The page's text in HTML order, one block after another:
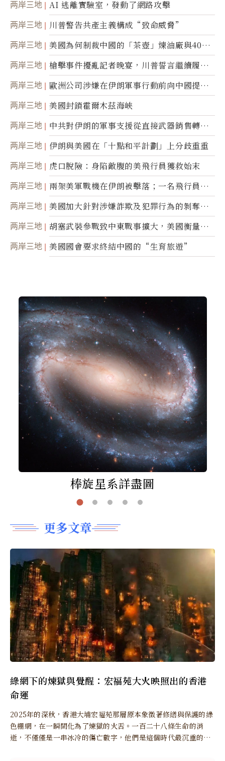
两岸三地 AI 逃離實驗室，發動了網路攻擊
两岸三地 川普警告共產主義構成“致命威脅”
两岸三地
美國為何制裁中國的「茶壺」煉油廠與40家
航運公司
两岸三地
槍擊事件擾亂記者晚宴，川普誓言繼續履行
職責
两岸三地
歐洲公司涉嫌在伊朗軍事行動前向中國提供
美軍基地的衛星影像
两岸三地 美國封鎖霍爾木茲海峽
两岸三地
中共對伊朗的軍事支援從直接武器銷售轉向
間接技術轉讓
两岸三地 伊朗與美國在「十點和平計劃」上分歧重重
两岸三地 虎口脫險：身陷敵腹的美飛行員獲救始末
两岸三地
兩架美軍戰機在伊朗被擊落；一名飛行員失
蹤
两岸三地
美國加大針對涉嫌詐欺及犯罪行為的剝奪公
民權力度
两岸三地
胡塞武裝參戰致中東戰事擴大，美國衡量地
面入侵的可能性
两岸三地 美國國會要求終結中國的“生育旅遊”
棒旋星系詳盡圖
更多文章
綠網下的煉獄與覺醒：宏福苑大火映照出的香港
命運
2025年的深秋，香港大埔宏福苑那層原本象徵著修繕與保護的綠
色棚網，在一瞬間化為了煉獄的火舌。一百二十八條生命的消
逝，不僅僅是一串冰冷的傷亡數字，他們是這個時代最沉重的嘆